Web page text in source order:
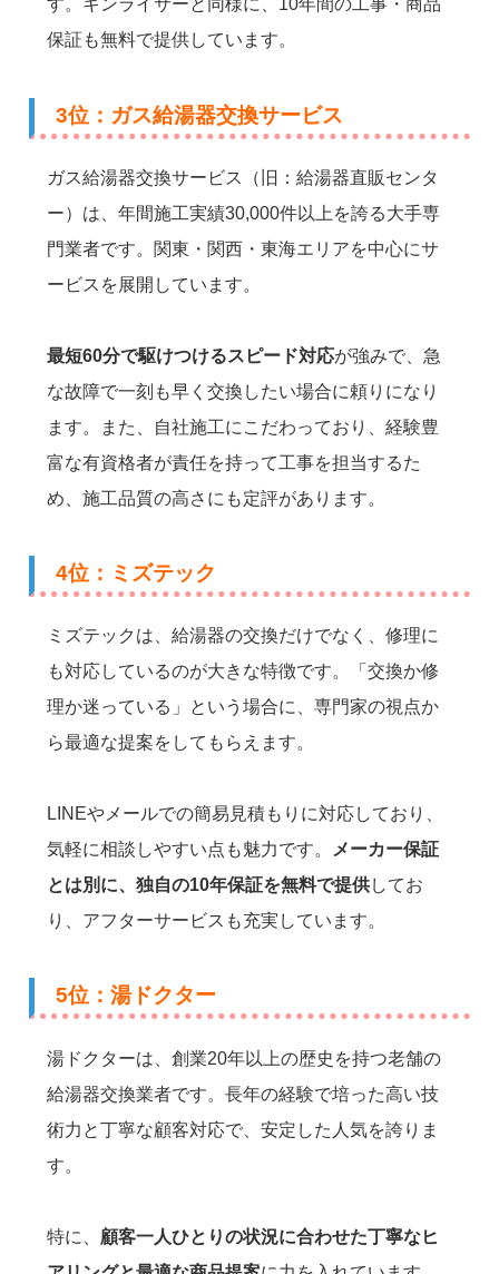
す。キンライサーと同様に、10年間の工事・商品
保証も無料で提供しています。
3位：ガス給湯器交換サービス
ガス給湯器交換サービス（旧：給湯器直販センタ
ー）は、年間施工実績30,000件以上を誇る大手専
門業者です。関東・関西・東海エリアを中心にサ
ービスを展開しています。
最短60分で駆けつけるスピード対応が強みで、急
な故障で一刻も早く交換したい場合に頼りになり
ます。また、自社施工にこだわっており、経験豊
富な有資格者が責任を持って工事を担当するた
め、施工品質の高さにも定評があります。
4位：ミズテック
ミズテックは、給湯器の交換だけでなく、修理に
も対応しているのが大きな特徴です。「交換か修
理か迷っている」という場合に、専門家の視点か
ら最適な提案をしてもらえます。
LINEやメールでの簡易見積もりに対応しており、
気軽に相談しやすい点も魅力です。
メーカー保証
とは別に、独自の10年保証を無料で提供してお
り、アフターサービスも充実しています。
5位：湯ドクター
湯ドクターは、創業20年以上の歴史を持つ老舗の
給湯器交換業者です。長年の経験で培った高い技
術力と丁寧な顧客対応で、安定した人気を誇りま
す。
特に、 顧客一人ひとりの状況に合わせた丁寧なヒ